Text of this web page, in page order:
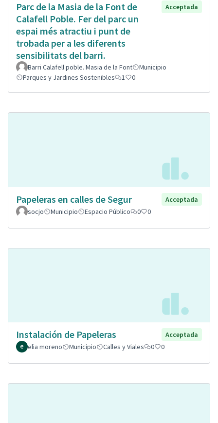
Parc de la Masia de la Font de
Calafell Poble. Fer del parc un
espai més atractiu i punt de
trobada per a les diferents
sensibilitats del barri.
Acceptada
Barri Calafell poble. Masia de la Font
Municipio
Parques y Jardines Sostenibles
1 0
Papeleras en calles de Segur
Acceptada
socjo
Municipio Espacio Público 0 0
Instalación de Papeleras
Acceptada
elia moreno
Municipio Calles y Viales 0 0